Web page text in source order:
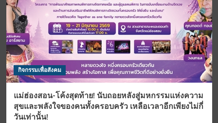
กิจกรรมเพื่อสังคม
แม่ฮ่องสอน-โค้งสุดท้าย! นับถอยหลังสู่มหกรรมแห่งความ
สุขและพลังใจของคนทั้งครอบครัว เหลือเวลาอีกเพียงไม่กี่
วันเท่านั้น!